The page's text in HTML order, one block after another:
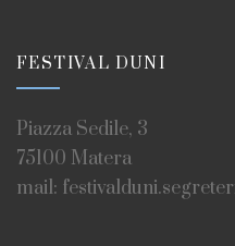
FESTIVAL DUNI
Piazza Sedile, 3
75100 Matera
mail: